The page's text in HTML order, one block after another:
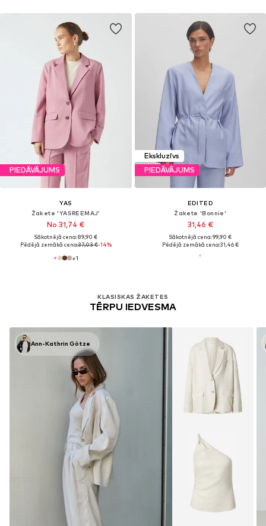
PIEDĀVĀJUMS
YAS
Žakete 'YASREEMAJ'
No 31,74 €
Sākotnējā cena: 89,90 €
Pēdējā zemākā cena:37,03 €-14%
+1
Ekskluzīvs
PIEDĀVĀJUMS
EDITED
Žakete 'Bonnie'
31,46 €
Sākotnējā cena: 99,90 €
Pēdējā zemākā cena:31,46 €
KLASISKAS ŽAKETES
TĒRPU IEDVESMA
Ann-Kathrin Götze